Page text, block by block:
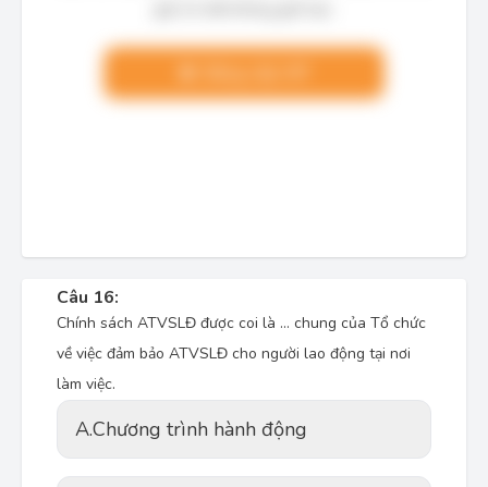
Câu 16:
Chính sách ATVSLĐ được coi là ... chung của Tổ chức
về việc đảm bảo ATVSLĐ cho người lao động tại nơi
làm việc.
A.Chương trình hành động